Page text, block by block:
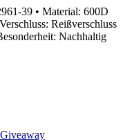
39 • Material: 600D
Reißverschluss
Nachhaltig